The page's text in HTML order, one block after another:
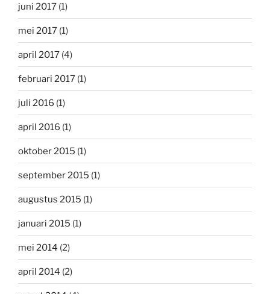
juni 2017 (1)
mei 2017 (1)
april 2017 (4)
februari 2017 (1)
juli 2016 (1)
april 2016 (1)
oktober 2015 (1)
september 2015 (1)
augustus 2015 (1)
januari 2015 (1)
mei 2014 (2)
april 2014 (2)